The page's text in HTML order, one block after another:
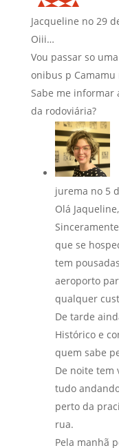
Jacqueline no 29
Oiii…
Vou passar so
onibus p
Sabe me informar
da rodoviária?
jurema no 5
Olá
que se
tem
aeroporto
qualquer
De tarde
Histórico e
quem sabe
De noite tem
tudo
perto da
rua.
Pela manhã